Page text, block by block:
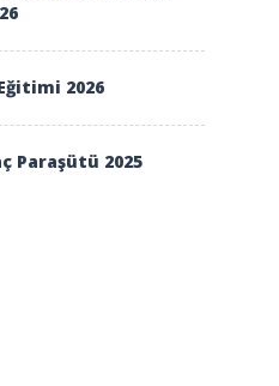
2026
Paraşütü 2025